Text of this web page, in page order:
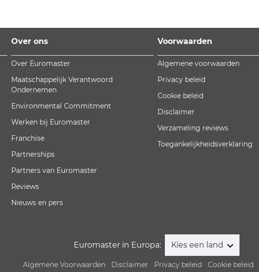
Over ons
Over Euromaster
Maatschappelijk Verantwoord
Ondernemen
Environmental Commitment
Werken bij Euromaster
Franchise
Partnerships
Partners van Euromaster
Reviews
Nieuws en pers
Voorwaarden
Algemene voorwaarden
Privacy beleid
Cookie beleid
Disclaimer
Verzameling reviews
Toegankelijkheidsverklaring
Euromaster in Europa: Kies een land
Algemene Voorwaarden Disclaimer Privacy beleid Cookie beleid